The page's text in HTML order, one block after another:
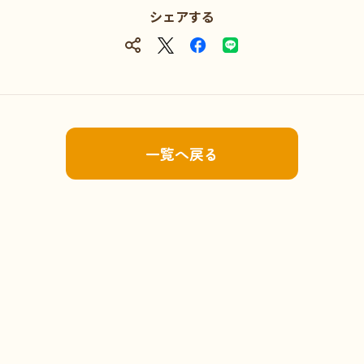
シェアする
一覧へ戻る